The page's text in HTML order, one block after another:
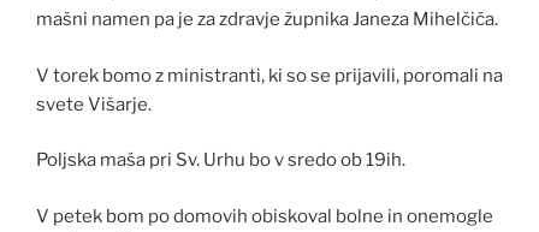
mašni namen pa je za zdravje župnika Janeza Mihelčiča.
V torek bomo z ministranti, ki so se prijavili, poromali na
svete Višarje.
Poljska maša pri Sv. Urhu bo v sredo ob 19ih.
V petek bom po domovih obiskoval bolne in onemogle